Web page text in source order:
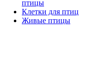
птицы
Клетки для птиц
Живые птицы